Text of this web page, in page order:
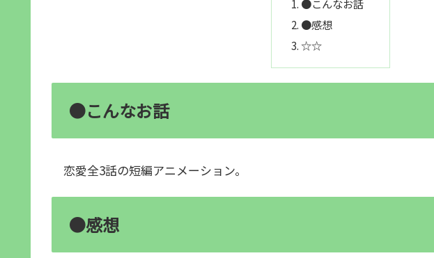
●こんなお話
●感想
☆☆
●こんなお話
恋愛全3話の短編アニメーション。
●感想